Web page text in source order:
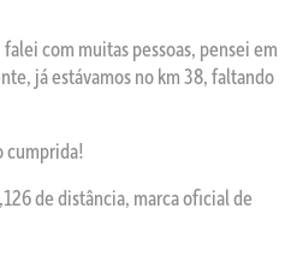
com muitas pessoas, pensei em
já estávamos no km 38, faltando
cumprida!
de distância, marca oficial de